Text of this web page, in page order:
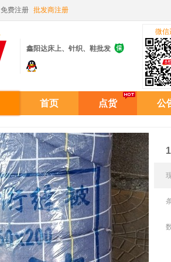
免费注册 批发商注册
鑫阳达床上、针织、鞋批发 
微信
首页 点货 公